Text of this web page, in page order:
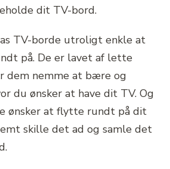
dit TV-bord.
TV-borde utroligt enkle at
på. De er lavet af lette
dem nemme at bære og
du ønsker at have dit TV. Og
ønsker at flytte rundt på dit
skille det ad og samle det